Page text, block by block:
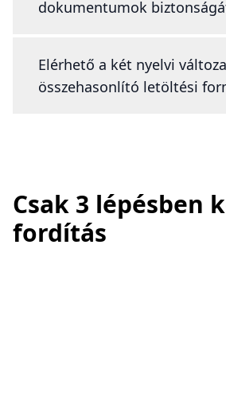
dokumentumok
Elérhető a két nyelvi
összehasonlító letöltési
Csak 3 lépésben
fordítás